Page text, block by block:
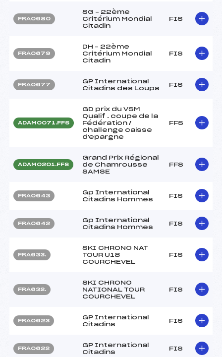
FRA0680
SG – 22ème
Critérium Mondial
Citadin
FIS
FRA0679
DH – 22ème
Critérium Mondial
Citadin
FIS
FRA0677
GP International
Citadins des Loups
FIS
ADAM0071.FFS
GD prix du VSM
Qualif . coupe de la
Fédération /
challenge caisse
d'epargne
FFS
ADAM0201.FFS
Grand Prix Régional
de Chamrousse
SAMSE
FFS
FRA0643
Gp International
Citadins Hommes
FIS
FRA0642
Gp International
Citadins Hommes
FIS
FRA633.
SKI CHRONO NAT
TOUR U18
COURCHEVEL
FIS
FRA632.
SKI CHRONO
NATIONAL TOUR
COURCHEVEL
FIS
FRA0623
GP International
Citadins
FIS
FRA0622
GP International
Citadins
FIS